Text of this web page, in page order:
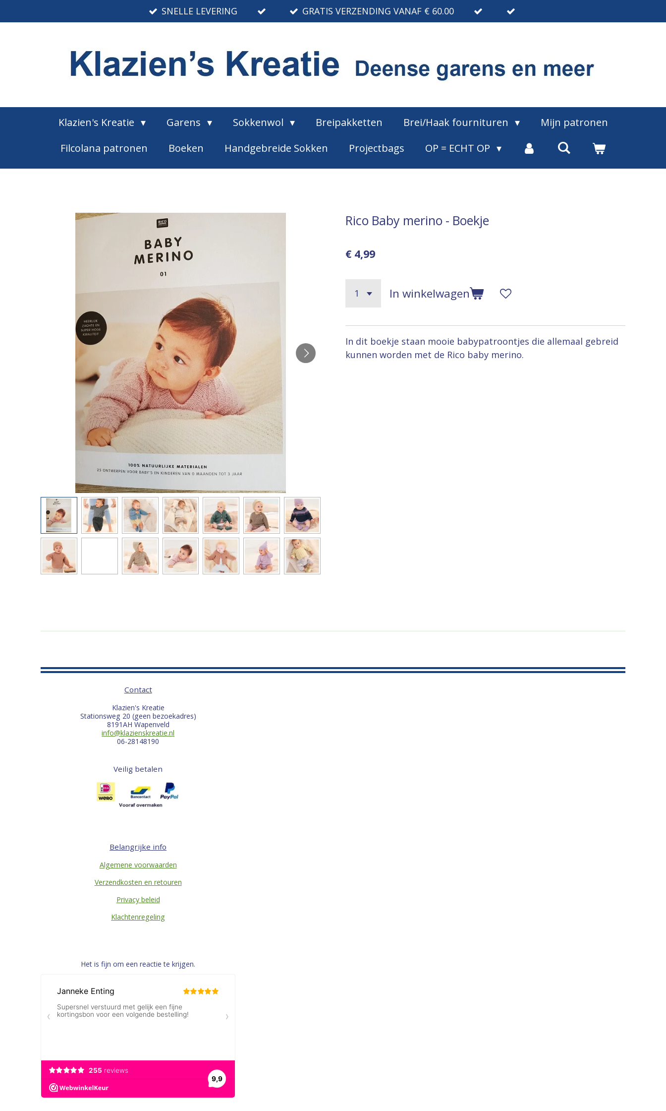
direct
SNELLE LEVERING GRATIS VERZENDING VANAF € 60.00
Klazien's Kreatie Garens Sokkenwol Breipakketten Brei/Haak fournituren
Mijn patronen
Filcolana patronen
Boeken Handgebreide Sokken Projectbags OP = ECHT OP
Rico Baby merino - Boekje
€ 4,99
In winkelwagen
In dit boekje staan mooie babypatroontjes die allemaal gebreid
kunnen worden met de Rico baby merino.
Contact
Klazien's Kreatie
Stationsweg 20 (geen bezoekadres)
8191AH Wapenveld
info@klazienskreatie.nl
06-28148190
Veilig betalen
Belangrijke info
Algemene voorwaarden
Verzendkosten en retouren
Privacy beleid
Klachtenregeling
Het is fijn om een reactie te krijgen.